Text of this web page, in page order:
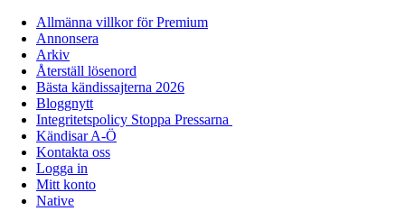
Allmänna villkor för Premium
Annonsera
Arkiv
Återställ lösenord
Bästa kändissajterna 2026
Bloggnytt
Integritetspolicy Stoppa Pressarna
Kändisar A-Ö
Kontakta oss
Logga in
Mitt konto
Native